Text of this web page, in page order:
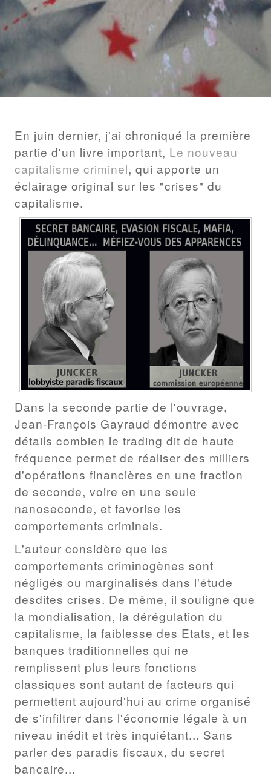
En juin dernier, j'ai chroniqué la première
partie d'un livre important, Le nouveau
capitalisme criminel, qui apporte un
éclairage original sur les "crises" du
capitalisme.
Dans la seconde partie de l'ouvrage,
Jean-François Gayraud démontre avec
détails combien le trading dit de haute
fréquence permet de réaliser des milliers
d'opérations financières en une fraction
de seconde, voire en une seule
nanoseconde, et favorise les
comportements criminels.
L'auteur considère que les
comportements criminogènes sont
négligés ou marginalisés dans l'étude
desdites crises. De même, il souligne que
la mondialisation, la dérégulation du
capitalisme, la faiblesse des Etats, et les
banques traditionnelles qui ne
remplissent plus leurs fonctions
classiques sont autant de facteurs qui
permettent aujourd'hui au crime organisé
de s'infiltrer dans l'économie légale à un
niveau inédit et très inquiétant... Sans
parler des paradis fiscaux, du secret
bancaire...